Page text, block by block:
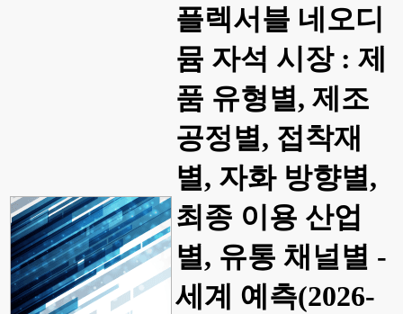
플렉서블 네오디
뮴 자석 시장 : 제
품 유형별, 제조
공정별, 접착재
별, 자화 방향별,
최종 이용 산업
별, 유통 채널별 -
세계 예측(2026-